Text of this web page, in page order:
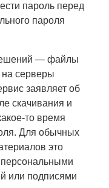
пароль перед
пароля
— файлы
серверы
заявляет об
скачивания и
то время
Для обычных
это
или подписями